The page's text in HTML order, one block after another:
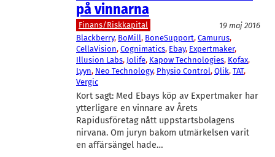
på vinnarna
Finans/Riskkapital
19 maj 2016
Blackberry, BoMill, BoneSupport, Camurus
CellaVision, Cognimatics, Ebay, Expertmaker
Illusion Labs, Jolife, Kapow Technologies, Kofax
Lyyn, Neo Technology, Physio Control, Qlik, TAT
Vergic
Kort sagt: Med Ebays köp av Expertmaker har
ytterligare en vinnare av Årets
Rapidusföretag nått uppstartsbolagens
nirvana. Om juryn bakom utmärkelsen varit
en affärsängel hade…